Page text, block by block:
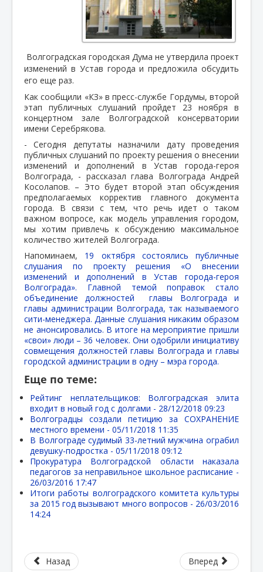
Волгоградская городская Дума не утвердила проект
изменений в Устав города и предложила обсудить
его еще раз.
Как сообщили «КЗ» в пресс-службе Гордумы, второй
этап публичных слушаний пройдет 23 ноября в
концертном зале Волгоградской консерватории
имени Серебрякова.
- Сегодня депутаты назначили дату проведения
публичных слушаний по проекту решения о внесении
изменений и дополнений в Устав города-героя
Волгограда, - рассказал глава Волгограда Андрей
Косолапов. – Это будет второй этап обсуждения
предполагаемых корректив главного документа
города. В связи с тем, что речь идет о таком
важном вопросе, как модель управления городом,
мы хотим привлечь к обсуждению максимальное
количество жителей Волгограда.
Напоминаем, 19 октября состоялись публичные
слушания по проекту решения «О внесении
изменений и дополнений в Устав города-героя
Волгограда». Главной темой поправок стало
объединение должностей главы Волгограда и
главы администрации Волгограда, так называемого
сити-менеджера. Данные слушания никаким образом
не анонсировались. В итоге на мероприятие пришли
«свои» люди – 36 человек. Они одобрили инициативу
совмещения должностей главы Волгограда и главы
городской администрации в одну – мэра города.
Еще по теме:
Рейтинг неплательщиков: Волгоградская элита
входит в новый год с долгами - 28/12/2018 09:23
Волгоградцы создали петицию за СОХРАНЕНИЕ
местного времени - 05/11/2018 11:35
В Волгограде судимый 33-летний мужчина ограбил
девушку-подростка - 05/11/2018 09:12
Прокуратура Волгоградской области наказала
педагогов за неправильное школьное расписание -
26/03/2016 17:47
Итоги работы волгоградского комитета культуры
за 2015 год вызывают много вопросов - 26/03/2016
14:24
Назад Вперед